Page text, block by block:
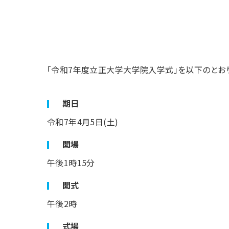
「令和7年度立正大学大学院入学式」を以下のとお
期日
令和7年4月5日(土)
開場
午後1時15分
開式
午後2時
式場